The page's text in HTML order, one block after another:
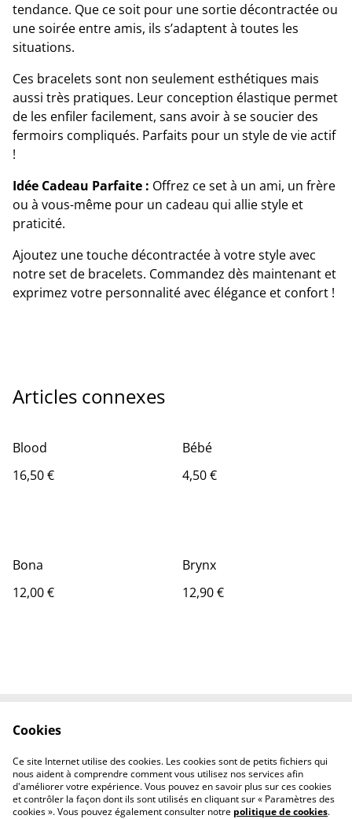
tendance. Que ce soit pour une sortie décontractée ou
une soirée entre amis, ils s’adaptent à toutes les
situations.
Ces bracelets sont non seulement esthétiques mais
aussi très pratiques. Leur conception élastique permet
de les enfiler facilement, sans avoir à se soucier des
fermoirs compliqués. Parfaits pour un style de vie actif
!
Idée Cadeau Parfaite : Offrez ce set à un ami, un frère
ou à vous-même pour un cadeau qui allie style et
praticité.
Ajoutez une touche décontractée à votre style avec
notre set de bracelets. Commandez dès maintenant et
exprimez votre personnalité avec élégance et confort !
Articles connexes
Blood
16,50 €
Bébé
4,50 €
Bona
12,00 €
Brynx
12,90 €
Politique de
confidentialité
Politique de cookies
Cookies
Ce site Internet utilise des cookies. Les cookies sont de petits fichiers qui
nous aident à comprendre comment vous utilisez nos services afin
d'améliorer votre expérience. Vous pouvez en savoir plus sur ces cookies
et contrôler la façon dont ils sont utilisés en cliquant sur « Paramètres des
cookies ». Vous pouvez également consulter notre politique de cookies.